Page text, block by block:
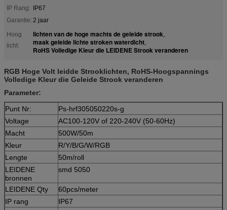
IP Rang: IP67
Garantie: 2 jaar
Hoog
licht:
lichten van de hoge machts de geleide strook,
maak geleide lichte stroken waterdicht,
RoHS Volledige Kleur die LEIDENE Strook veranderen
RGB Hoge Volt leidde Strooklichten, RoHS-Hoogspannings
Volledige Kleur die Geleide Strook veranderen
Parameter:
Punt Nr:
Ps-hrf305050220s-g
Voltage
AC100-120V of 220-240V (50-60Hz)
Macht
500W/50m
Kleur
R/Y/B/G/W/RGB
Lengte
50m/roll
LEIDENE
bronnen
smd 5050
LEIDENE Qty
60pcs/meter
IP rang
IP67